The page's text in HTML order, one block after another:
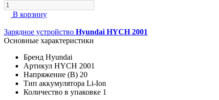
В корзину
Зарядное устройство Hyundai HYCH 2001
Основные характеристики
Бренд Hyundai
Артикул HYCH 2001
Напряжение (В) 20
Тип аккумулятора Li-Ion
Количество в упаковке 1